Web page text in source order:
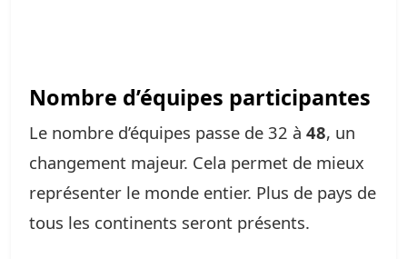
Nombre d’équipes participantes
Le nombre d’équipes passe de 32 à 48, un
changement majeur. Cela permet de mieux
représenter le monde entier. Plus de pays de
tous les continents seront présents.